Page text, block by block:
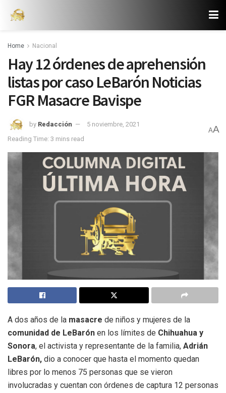
Home Nacional
Hay 12 órdenes de aprehensión
listas por caso LeBarón Noticias
FGR Masacre Bavispe
by Redacción
5 noviembre, 2021
Reading Time: 3 mins read
AA
A dos años de la masacre de niños y mujeres de la
comunidad de LeBarón en los límites de Chihuahua y
Sonora, el activista y representante de la familia, Adrián
LeBarón, dio a conocer que hasta el momento quedan
libres por lo menos 75 personas que se vieron
involucradas y cuentan con órdenes de captura 12 personas